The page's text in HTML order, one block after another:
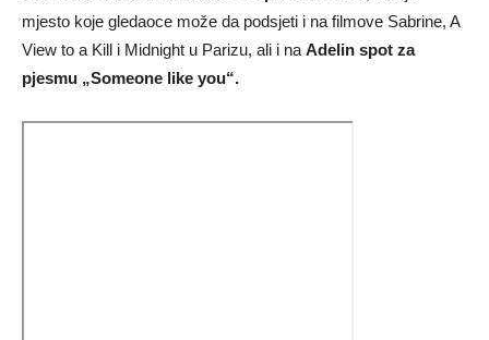
mjesto koje gledaoce može da podsjeti i na filmove Sabrine, A
View to a Kill i Midnight u Parizu, ali i na Adelin spot za
pjesmu „Someone like you“.